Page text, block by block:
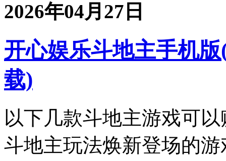
2026年04月27日
开心娱乐斗地主手机
载)
以下几款斗地主游戏可
斗地主玩法焕新登场的